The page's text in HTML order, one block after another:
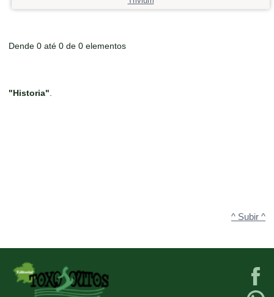
Dende 0 até 0 de 0 elementos
"Historia"
^ Subir ^